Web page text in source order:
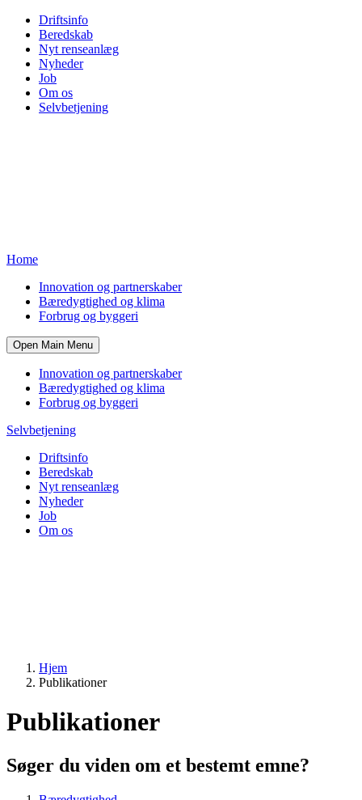
Driftsinfo
Beredskab
Nyt renseanlæg
Nyheder
Job
Om os
Selvbetjening
Home
Innovation og partnerskaber
Bæredygtighed og klima
Forbrug og byggeri
Open Main Menu
Innovation og partnerskaber
Bæredygtighed og klima
Forbrug og byggeri
Selvbetjening
Driftsinfo
Beredskab
Nyt renseanlæg
Nyheder
Job
Om os
Hjem
Publikationer
Publikationer
Søger du viden om et bestemt emne?